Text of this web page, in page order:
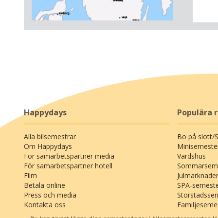
del av
från
På
har
Passa
den
SPA-
mörk
Happydays
Alla bilsemestrar
Om Happydays
För samarbetspartner media
För samarbetspartner hotell
Film
Betala online
Press och media
Kontakta oss
Populära
Bo på slott/
Värdshus
SPA-